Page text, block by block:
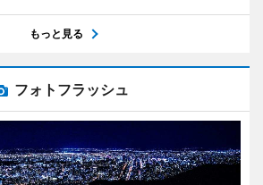
もっと見る
フォトフラッシュ